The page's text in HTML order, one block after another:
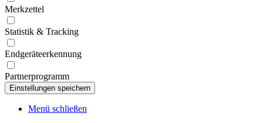
Merkzettel
Statistik & Tracking
Endgeräteerkennung
Partnerprogramm
Menü schließen